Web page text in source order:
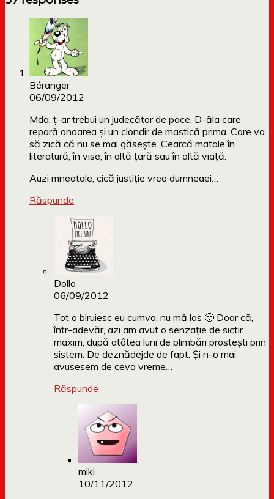
Béranger
06/09/2012
Mda, ț-ar trebui un judecător de pace. D-ăla care
repară onoarea și un clondir de mastică prima. Care va
să zică că nu se mai găsește. Cearcă matale în
literatură, în vise, în altă țară sau în altă viață.
Auzi mneatale, cică justiție vrea dumneaei…
Răspunde
Dollo
06/09/2012
Tot o biruiesc eu cumva, nu mă las 🙂 Doar că,
într-adevăr, azi am avut o senzație de sictir
maxim, după atâtea luni de plimbări prostești prin
sistem. De deznădejde de fapt. Și n-o mai
avusesem de ceva vreme…
Răspunde
miki
10/11/2012